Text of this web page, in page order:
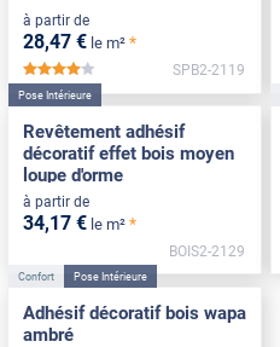
à partir de
28,47 € le m² *
*****
SPB2-2119
Pose Intérieure
Revêtement adhésif
décoratif effet bois moyen
loupe d'orme
à partir de
34,17 € le m² *
BOIS2-2129
Confort Pose Intérieure
Adhésif décoratif bois wapa
ambré